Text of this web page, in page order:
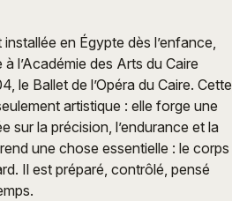
en Égypte dès l’enfance,
l’Académie des Arts du Caire
le Ballet de l’Opéra du Caire. Cette
artistique : elle forge une
sur la précision, l’endurance et la
une chose essentielle : le corps
Il est préparé, contrôlé, pensé